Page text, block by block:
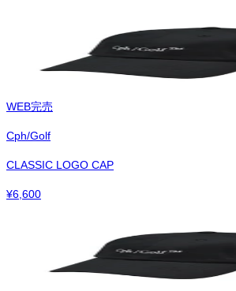
WEB完売
Cph/Golf
CLASSIC LOGO CAP
¥6,600